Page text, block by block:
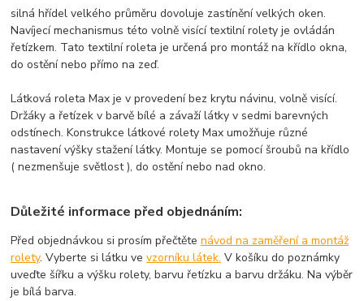
silná hřídel velkého průměru dovoluje zastínění velkých oken.
Navíjecí mechanismus této volně visící textilní rolety je ovládán
řetízkem. Tato textilní roleta je určená pro montáž na křídlo okna,
do ostění nebo přímo na zeď.
Látková roleta Max je v provedení bez krytu návinu, volně visící.
Držáky a řetízek v barvě bílé a závaží látky v sedmi barevných
odstínech. Konstrukce látkové rolety Max umožňuje různé
nastavení výšky stažení látky. Montuje se pomocí šroubů na křídlo
( nezmenšuje světlost ), do ostění nebo nad okno.
Důležité informace před objednáním:
Před objednávkou si prosím přečtětenávod na zaměření a montáž
rolety. Vyberte si látku vevzorníku látek. V košíku do poznámky
uveďte šířku a výšku rolety, barvu řetízku a barvu držáku. Na výběr
je bílá barva.